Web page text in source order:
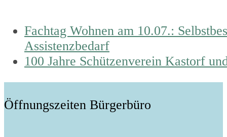
previous
post:
Fachtag Wohnen am 10.07.:
Assistenzbedarf
next
100 Jahre Schützenverein Kastorf
Öffnungszeiten Bürgerbüro